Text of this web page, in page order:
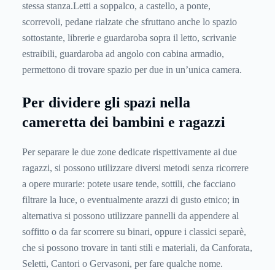
stessa stanza.Letti a soppalco, a castello, a ponte,
scorrevoli, pedane rialzate che sfruttano anche lo spazio
sottostante, librerie e guardaroba sopra il letto, scrivanie
estraibili, guardaroba ad angolo con cabina armadio,
permettono di trovare spazio per due in un’unica camera.
Per dividere gli spazi nella
cameretta dei bambini e ragazzi
Per separare le due zone dedicate rispettivamente ai due
ragazzi, si possono utilizzare diversi metodi senza ricorrere
a opere murarie: potete usare tende, sottili, che facciano
filtrare la luce, o eventualmente arazzi di gusto etnico; in
alternativa si possono utilizzare pannelli da appendere al
soffitto o da far scorrere su binari, oppure i classici separè,
che si possono trovare in tanti stili e materiali, da Canforata,
Seletti, Cantori o Gervasoni, per fare qualche nome.